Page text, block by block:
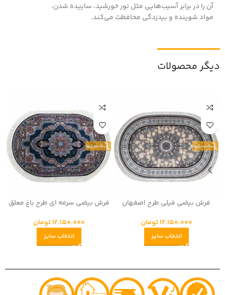
آن را در برابر آسیب‌هایی مثل نور خورشید، ساییده شدن،
مواد شوینده و بیدزدگی محافظت می‌کند.
دیگر محصولات
فرش بیضی فیلی طرح اصفهان
12.150.000 تومان
انتخاب سایز
فرش بیضی سرمه ای طرح باغ معلق
12.150.000 تومان
انتخاب سایز